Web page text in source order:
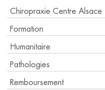
Chiropraxie Centre Alsace
Formation
Humanitaire
Pathologies
Remboursement